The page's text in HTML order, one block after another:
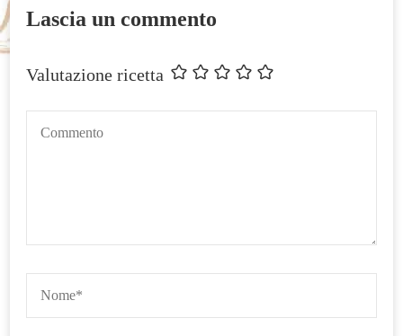
Lascia un commento
Valutazione ricetta